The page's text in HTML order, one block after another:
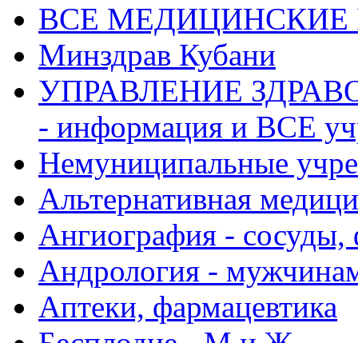
ВСЕ МЕДИЦИНСКИЕ
Минздрав Кубани
УПРАВЛЕНИЕ
- информация и ВСЕ
Немуниципальные
Альтернативная
Ангиография - сосуды,
Андрология -
Аптеки, фармацевтика